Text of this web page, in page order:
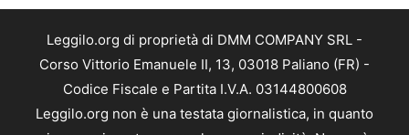
Leggilo.org di proprietà di DMM COMPANY SRL -
Corso Vittorio Emanuele II, 13, 03018 Paliano (FR) -
Codice Fiscale e Partita I.V.A. 03144800608
Leggilo.org non è una testata giornalistica, in quanto